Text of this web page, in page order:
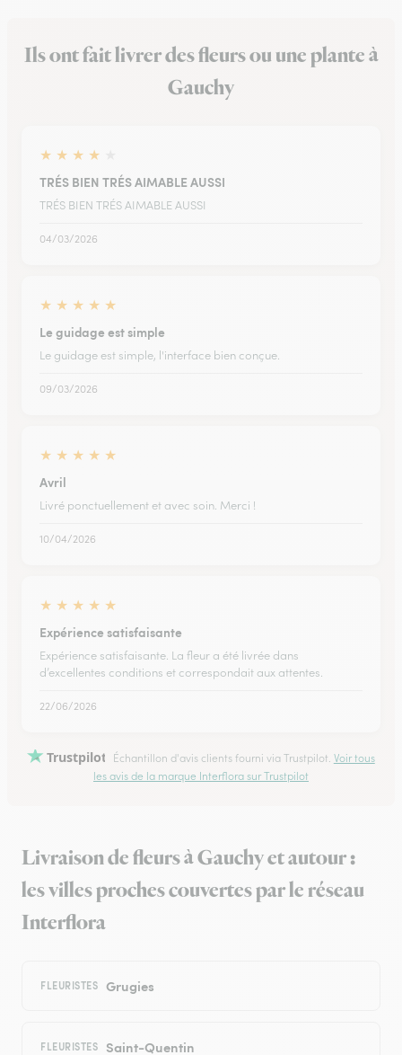
Ils ont fait livrer des fleurs ou une plante à
Gauchy
★ ★ ★ ★
TRÉS BIEN TRÉS AIMABLE AUSSI
TRÉS BIEN TRÉS AIMABLE AUSSI
04/03/2026
★ ★ ★ ★ ★
Le guidage est simple
Le guidage est simple, l'interface bien conçue.
09/03/2026
★ ★ ★ ★ ★
Avril
Livré ponctuellement et avec soin. Merci !
10/04/2026
★ ★ ★ ★ ★
Expérience satisfaisante
Expérience satisfaisante. La fleur a été livrée dans
d’excellentes conditions et correspondait aux attentes.
22/06/2026
Trustpilot Échantillon d'avis clients fourni via Trustpilot. Voir tous
les avis de la marque Interflora sur Trustpilot
Livraison de fleurs à Gauchy et autour :
les villes proches couvertes par le réseau
Interflora
FLEURISTES Grugies
FLEURISTES Saint-Quentin